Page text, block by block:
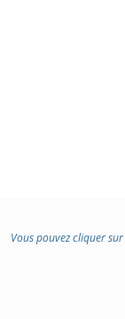
Vous pouvez cliquer